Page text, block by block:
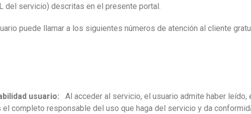
del servicio) descritas en el presente portal.
puede llamar a los siguientes números de atención al cliente
usuario: Al acceder al servicio, el usuario admite haber
completo responsable del uso que haga del servicio y da